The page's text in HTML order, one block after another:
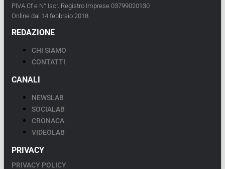
PIVA Cf e N° Iscr. Registro Imprese 03799020130
Online dal 14 febbraio 2018
REDAZIONE
CHI SIAMO
CONTATTI
CANALI
NEWSLAB
SOCIALAB
CRONACA
VIDEOLAB
PRIVACY
PRIVACY POLICY